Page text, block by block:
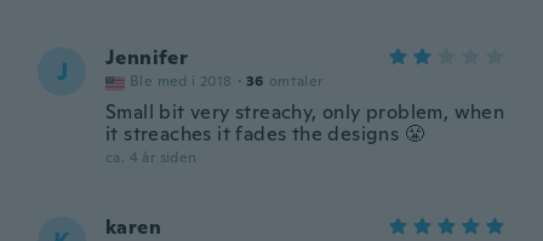
J Jennifer
Ble med i 2018 · 36 omtaler
Small bit very streachy, only problem, when
it streaches it fades the designs 😤
ca. 4 år siden
karen